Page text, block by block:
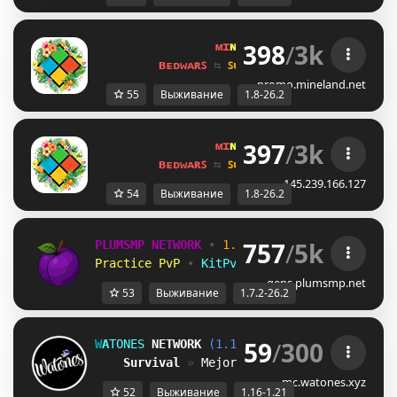
ᴍɪɴᴇ ʟᴀɴᴅ ɴᴇᴛᴡᴏʀᴋ ☀
ʙᴇᴅᴡᴀʀꜱ ⇆ ꜱᴜʀᴠɪᴠᴀʟ ꜱᴍᴘ ⇆ ꜱᴋʏʙʟᴏᴄᴋ
398/3k
promo.mineland.net
55 Выживание 1.8-26.2
ᴍɪɴᴇ ʟᴀɴᴅ ɴᴇᴛᴡᴏʀᴋ ☀
ʙᴇᴅᴡᴀʀꜱ ⇆ ꜱᴜʀᴠɪᴠᴀʟ ꜱᴍᴘ ⇆ ꜱᴋʏʙʟᴏᴄᴋ
397/3k
145.239.166.127
54 Выживание 1.8-26.2
PLUMSMP NETWORK • 1.7.2 ➜ 26.2
Practice PvP
• KitPvP • Lifesteal
757/5k
gens.plumsmp.net
53 Выживание 1.7.2-26.2
WATONES NETWORK
(1.16 - 1.21)
Survival
» Mejor Vanilla de Latam
59/300
mc.watones.xyz
52 Выживание 1.16-1.21